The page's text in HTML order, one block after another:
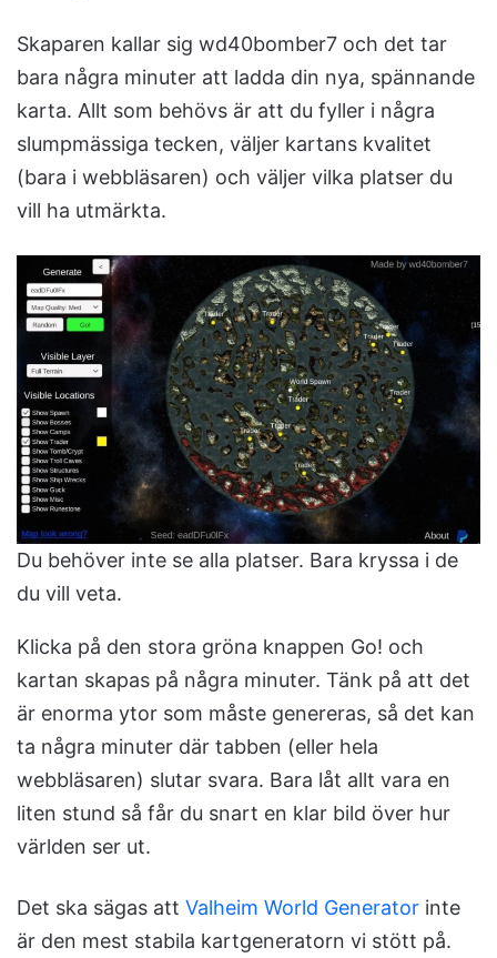
Skaparen kallar sig wd40bomber7 och det tar
bara några minuter att ladda din nya, spännande
karta. Allt som behövs är att du fyller i några
slumpmässiga tecken, väljer kartans kvalitet
(bara i webbläsaren) och väljer vilka platser du
vill ha utmärkta.
Du behöver inte se alla platser. Bara kryssa i de
du vill veta.
Klicka på den stora gröna knappen Go! och
kartan skapas på några minuter. Tänk på att det
är enorma ytor som måste genereras, så det kan
ta några minuter där tabben (eller hela
webbläsaren) slutar svara. Bara låt allt vara en
liten stund så får du snart en klar bild över hur
världen ser ut.
Det ska sägas att Valheim World Generator inte
är den mest stabila kartgeneratorn vi stött på.